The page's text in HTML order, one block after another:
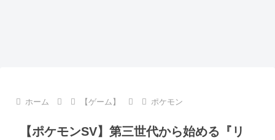
ホーム 【ゲーム】 ポケモン
【ポケモンSV】第三世代から始める『リ